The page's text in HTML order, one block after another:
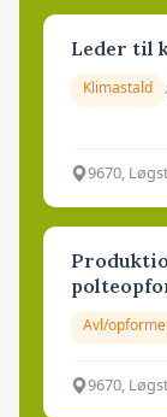
Leder til
Klimastald
9670,
Avl/
9670,